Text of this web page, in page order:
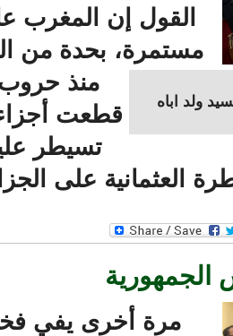
اباه
القول إن المغرب
مستمرة، بحدة من
منذ حروب
قطعت أجزاء
تسيطر
العثمانية على
مرة أخرى يفي